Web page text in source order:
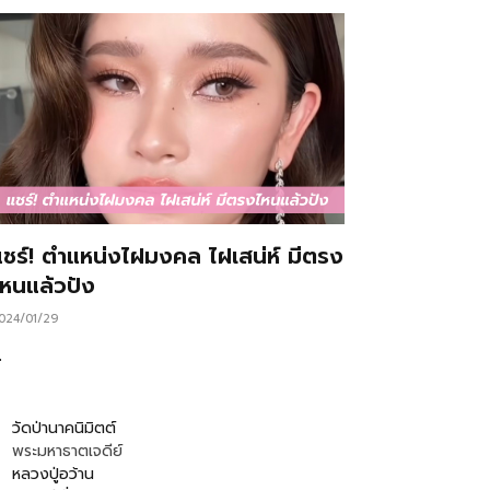
ร์! ตำแหน่งไฝมงคล ไฝเสน่ห์ มีตรง
นแล้วปัง
01/29
วัดป่านาคนิมิตต์
พระมหาธาตเจดีย์
หลวงปู่อว้าน